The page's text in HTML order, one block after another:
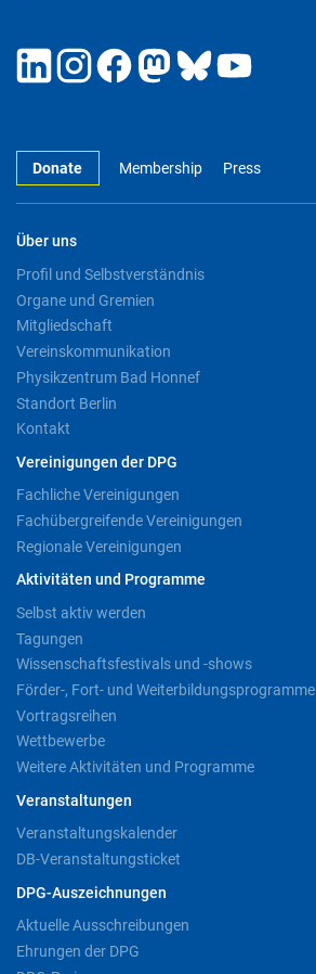
Donate Membership Press
Über uns
Profil und Selbstverständnis
Organe und Gremien
Mitgliedschaft
Vereinskommunikation
Physikzentrum Bad Honnef
Standort Berlin
Kontakt
Vereinigungen der DPG
Fachliche Vereinigungen
Fachübergreifende Vereinigungen
Regionale Vereinigungen
Aktivitäten und Programme
Selbst aktiv werden
Tagungen
Wissenschaftsfestivals und -shows
Förder-, Fort- und Weiterbildungsprogramme
Vortragsreihen
Wettbewerbe
Weitere Aktivitäten und Programme
Veranstaltungen
Veranstaltungskalender
DB-Veranstaltungsticket
DPG-Auszeichnungen
Aktuelle Ausschreibungen
Ehrungen der DPG